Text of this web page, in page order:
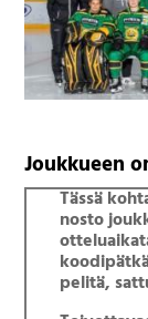
Joukkueen
Tässä
nosto
pelitä,